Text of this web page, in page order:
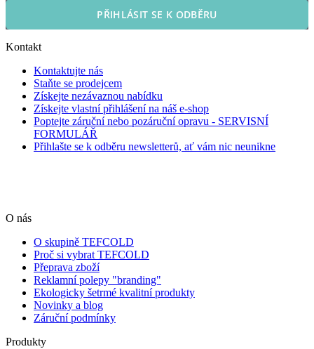
PŘIHLÁSIT SE K ODBĚRU
Kontakt
Kontaktujte nás
Staňte se prodejcem
Získejte nezávaznou nabídku
Získejte vlastní přihlášení na náš e-shop
Poptejte záruční nebo pozáruční opravu - SERVISNÍ
FORMULÁŘ
Přihlašte se k odběru newsletterů, ať vám nic neunikne
O nás
O skupině TEFCOLD
Proč si vybrat TEFCOLD
Přeprava zboží
Reklamní polepy "branding"
Ekologicky šetrmé kvalitní produkty
Novinky a blog
Záruční podmínky
Produkty